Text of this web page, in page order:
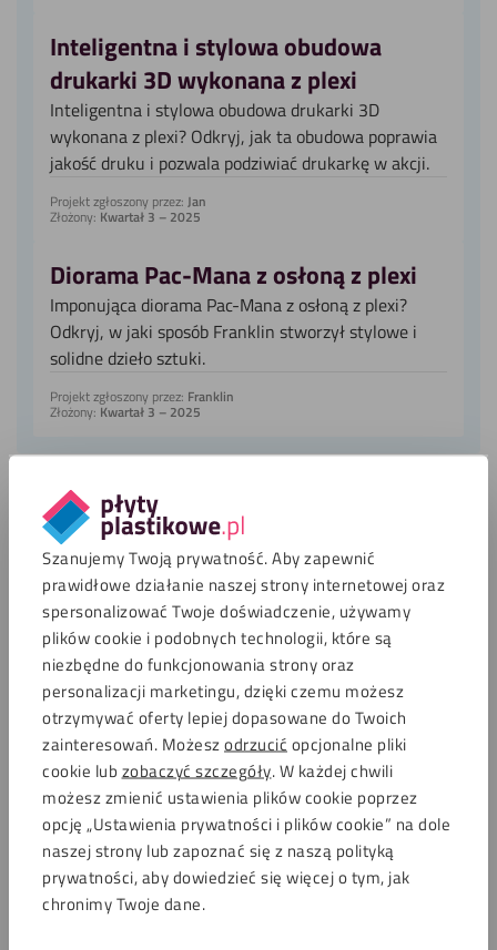
Szanujemy Twoją prywatność. Aby zapewnić
prawidłowe działanie naszej strony internetowej oraz
spersonalizować Twoje doświadczenie, używamy
plików cookie i podobnych technologii, które są
niezbędne do funkcjonowania strony oraz
personalizacji marketingu, dzięki czemu możesz
otrzymywać oferty lepiej dopasowane do Twoich
zainteresowań. Możeszodrzucić opcjonalne pliki
cookie lub zobaczyć szczegóły. W każdej chwili
możesz zmienić ustawienia plików cookie poprzez
opcję „Ustawienia prywatności i plików cookie” na dole
naszej strony lub zapoznać się z naszą polityką
prywatności, aby dowiedzieć się więcej o tym, jak
chronimy Twoje dane.
Inteligentna i stylowa obudowa
drukarki 3D wykonana z plexi
Inteligentna i stylowa obudowa drukarki 3D
wykonana z plexi? Odkryj, jak ta obudowa poprawia
jakość druku i pozwala podziwiać drukarkę w akcji.
Projekt zgłoszony przez: Jan
Złożony: Kwartał 3 – 2025
Diorama Pac-Mana z osłoną z plexi
Imponująca diorama Pac-Mana z osłoną z plexi?
Odkryj, w jaki sposób Franklin stworzył stylowe i
solidne dzieło sztuki.
Projekt zgłoszony przez: Franklin
Złożony: Kwartał 3 – 2025
Dział obsługi klienta
Otwarte od 7:00
Dział obsługi klienta
Zapłać bezpiecznie za pomocą
Opinie
4.6 / 220 oceny